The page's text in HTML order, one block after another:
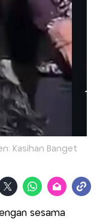
Kasihan Banget
sesama